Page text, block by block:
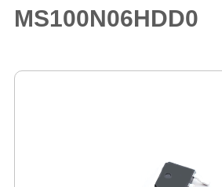
MS100N06HDD0